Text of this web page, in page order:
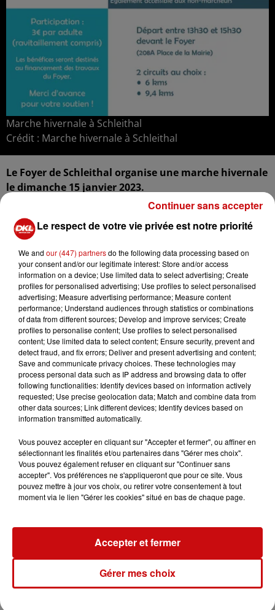
Marche hivernale à Schleithal
Crédit : Marche hivernale à Schleithal
Le Foyer de Schleithal organise une marche hivernale
le dimanche 15 janvier 2023.
2 circuits au choix : 6 ou 10kms.
Un stand de dépistage du diabète sera proposé lors
du départ.
ET les marcheurs (et les non marcheurs) trouveront
également de quoi se rassasier et se réchauffer sur
place (Soupe aux pois - Knacks - Gâteaux - Diverses
boissons…)
Ajouter à votre calendrier
Date
du15 janvier 2023 à 13h30
au15 janvier 2023 à 15h00
Le respect de votre vie privée est notre priorité
We and our (447) partnersdo the following data processing based on
your consent and/or our legitimate interest: Store and/or access
information on a device; Use limited data to select advertising; Create
profiles for personalised advertising; Use profiles to select personalised
advertising; Measure advertising performance; Measure content
performance; Understand audiences through statistics or combinations
of data from different sources; Develop and improve services; Create
profiles to personalise content; Use profiles to select personalised
content; Use limited data to select content; Ensure security, prevent and
detect fraud, and fix errors; Deliver and present advertising and content;
Save and communicate privacy choices. These technologies may
process personal data such as IP address and browsing data to offer
following functionalities: Identify devices based on information actively
requested; Use precise geolocation data; Match and combine data from
other data sources; Link different devices; Identify devices based on
information transmitted automatically.
Vous pouvez accepter en cliquant sur "Accepter et fermer", ou affiner en
sélectionnant les finalités et/ou partenaires dans "Gérer mes choix".
Vous pouvez également refuser en cliquant sur "Continuer sans
accepter". Vos préférences ne s'appliqueront que pour ce site. Vous
pouvez mettre à jour vos choix, ou retirer votre consentement à tout
moment via le lien "Gérer les cookies" situé en bas de chaque page.
Gérer mes choix
Accepter et fermer
Continuer sans accepter